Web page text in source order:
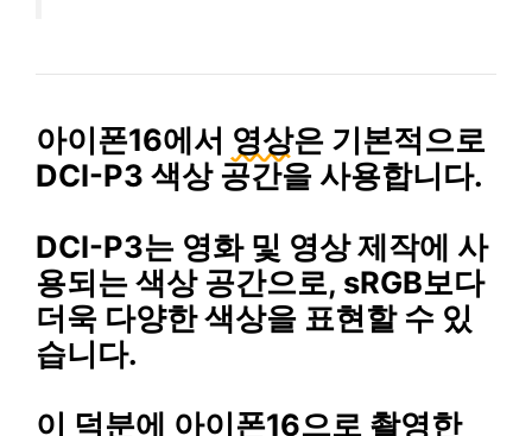
아이폰16에서 영상은 기본적으로
DCI-P3 색상 공간을 사용합니다.
DCI-P3는 영화 및 영상 제작에 사
용되는 색상 공간으로, sRGB보다
더욱 다양한 색상을 표현할 수 있
습니다.
이 덕분에 아이폰16으로 촬영한